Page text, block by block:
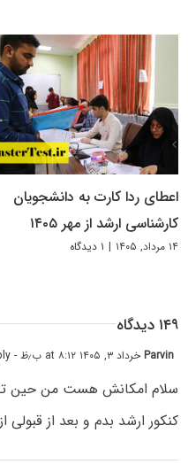
اعطای ردا کارت به دانشجویان
کارشناسی ارشد از مهر ۱۴۰۵
۱۴ مرداد, ۱۴۰۵ | ۱ دیدگاه
۱۴۹ دیدگاه
Parvinخرداد ۳, ۱۴۰۵ at ۸:۱۲ ب٫ظ - Reply
سلام امکانش هست من حین
کنکور ارشد بدم و بعد از